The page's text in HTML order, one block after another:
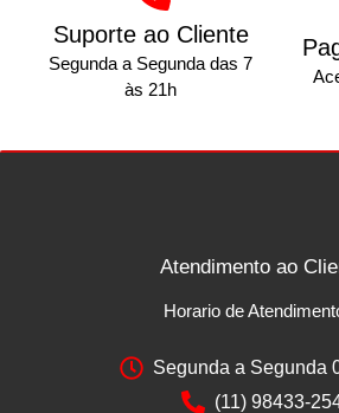
Suporte ao Cliente
Segunda a Segunda das 7
às 21h
Atendimento ao
Horario de
Segunda a Segunda
(11) 98433-